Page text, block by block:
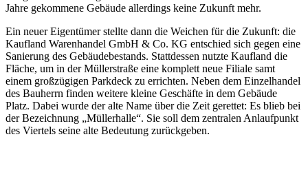
Jahre gekommene Gebäude allerdings keine Zukunft mehr.
Ein neuer Eigentümer stellte dann die Weichen für die Zukunft: die
Kaufland Warenhandel GmbH & Co. KG entschied sich gegen eine
Sanierung des Gebäudebestands. Stattdessen nutzte Kaufland die
Fläche, um in der Müllerstraße eine komplett neue Filiale samt
einem großzügigen Parkdeck zu errichten. Neben dem Einzelhandel
des Bauherrn finden weitere kleine Geschäfte in dem Gebäude
Platz. Dabei wurde der alte Name über die Zeit gerettet: Es blieb bei
der Bezeichnung „Müllerhalle“. Sie soll dem zentralen Anlaufpunkt
des Viertels seine alte Bedeutung zurückgeben.